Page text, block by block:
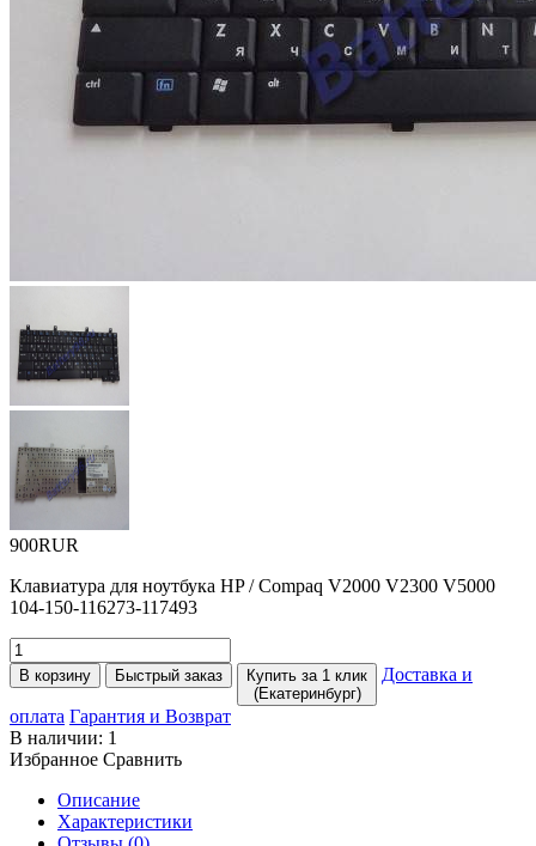
900RUR
Клавиатура для ноутбука HP / Compaq V2000 V2300 V5000
104-150-116273-117493
В корзину Быстрый заказ
Купить за 1 клик
(Екатеринбург)
Доставка и
оплата Гарантия и Возврат
В наличии: 1
Избранное Сравнить
Описание
Характеристики